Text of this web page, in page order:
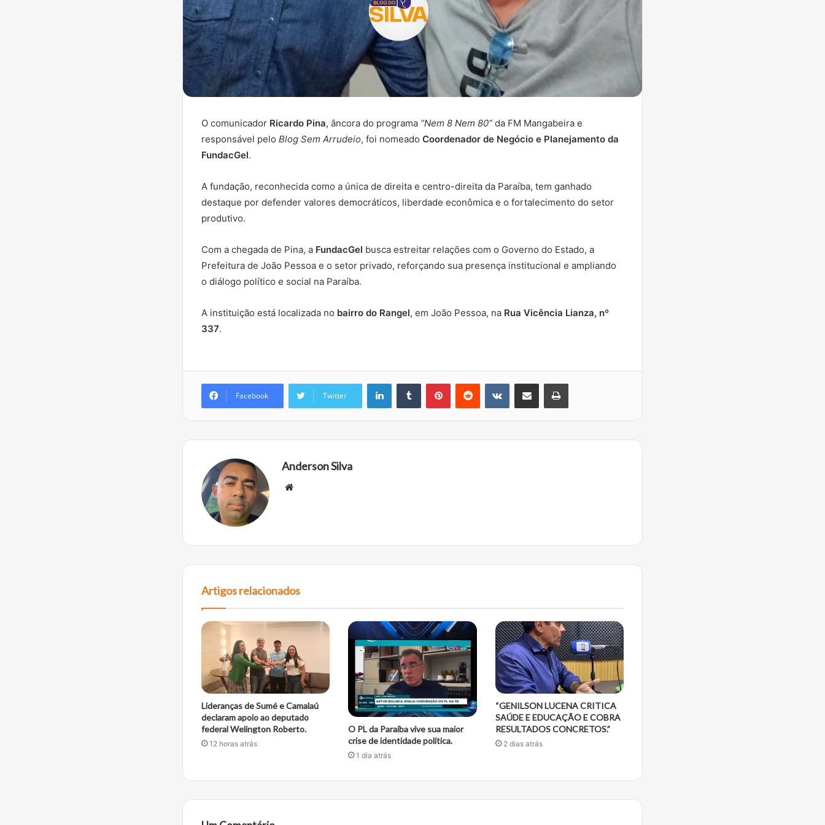
O comunicador Ricardo Pina, âncora do programa “Nem 8 Nem 80” da FM Mangabeira e
responsável pelo Blog Sem Arrudeio, foi nomeado Coordenador de Negócio e Planejamento da
FundacGel.
A fundação, reconhecida como a única de direita e centro-direita da Paraíba, tem ganhado
destaque por defender valores democráticos, liberdade econômica e o fortalecimento do setor
produtivo.
Com a chegada de Pina, a FundacGel busca estreitar relações com o Governo do Estado, a
Prefeitura de João Pessoa e o setor privado, reforçando sua presença institucional e ampliando
o diálogo político e social na Paraíba.
A instituição está localizada no bairro do Rangel, em João Pessoa, na Rua Vicência Lianza, nº
337.
Facebook Twitter
Anderson Silva
i
Artigos relacionados
Lideranças de Sumé e Camalaú
declaram apoio ao deputado
federal Welington Roberto.
12 horas atrás
O PL da Paraíba vive sua maior
crise de identidade política.
1 dia atrás
“GENILSON LUCENA CRITICA
SAÚDE E EDUCAÇÃO E COBRA
RESULTADOS CONCRETOS.”
2 dias atrás